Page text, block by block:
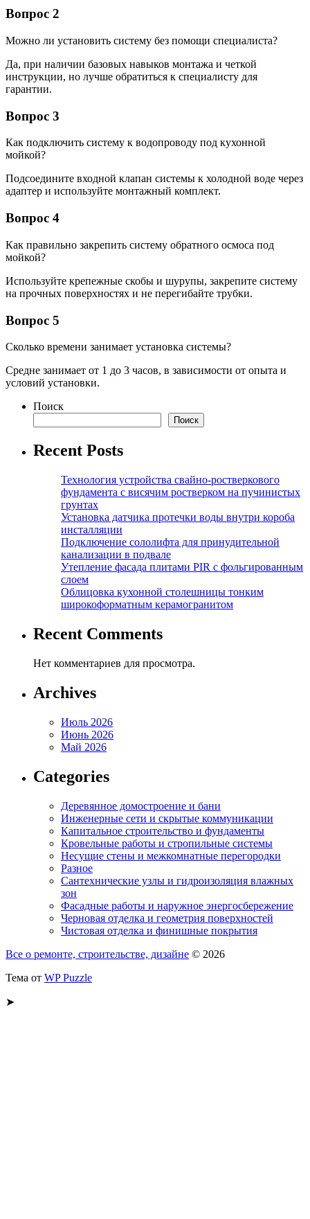
Вопрос 2
Можно ли установить систему без помощи специалиста?
Да, при наличии базовых навыков монтажа и четкой
инструкции, но лучше обратиться к специалисту для
гарантии.
Вопрос 3
Как подключить систему к водопроводу под кухонной
мойкой?
Подсоедините входной клапан системы к холодной воде через
адаптер и используйте монтажный комплект.
Вопрос 4
Как правильно закрепить систему обратного осмоса под
мойкой?
Используйте крепежные скобы и шурупы, закрепите систему
на прочных поверхностях и не перегибайте трубки.
Вопрос 5
Сколько времени занимает установка системы?
Средне занимает от 1 до 3 часов, в зависимости от опыта и
условий установки.
Поиск
Поиск
Recent Posts
Технология устройства свайно-ростверкового
фундамента с висячим ростверком на пучинистых
грунтах
Установка датчика протечки воды внутри короба
инсталляции
Подключение сололифта для принудительной
канализации в подвале
Утепление фасада плитами PIR с фольгированным
слоем
Облицовка кухонной столешницы тонким
широкоформатным керамогранитом
Recent Comments
Нет комментариев для просмотра.
Archives
Июль 2026
Июнь 2026
Май 2026
Categories
Деревянное домостроение и бани
Инженерные сети и скрытые коммуникации
Капитальное строительство и фундаменты
Кровельные работы и стропильные системы
Несущие стены и межкомнатные перегородки
Разное
Сантехнические узлы и гидроизоляция влажных
зон
Фасадные работы и наружное энергосбережение
Черновая отделка и геометрия поверхностей
Чистовая отделка и финишные покрытия
Все о ремонте, строительстве, дизайне © 2026
Тема от WP Puzzle
➤